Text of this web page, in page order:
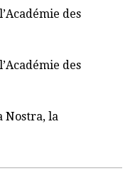
des
des
Nostra, la